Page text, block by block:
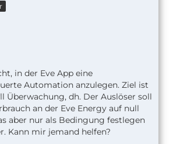
in der Eve App eine
Automation anzulegen. Ziel ist
Überwachung, dh. Der Auslöser soll
an der Eve Energy auf null
aber nur als Bedingung festlegen
Kann mir jemand helfen?